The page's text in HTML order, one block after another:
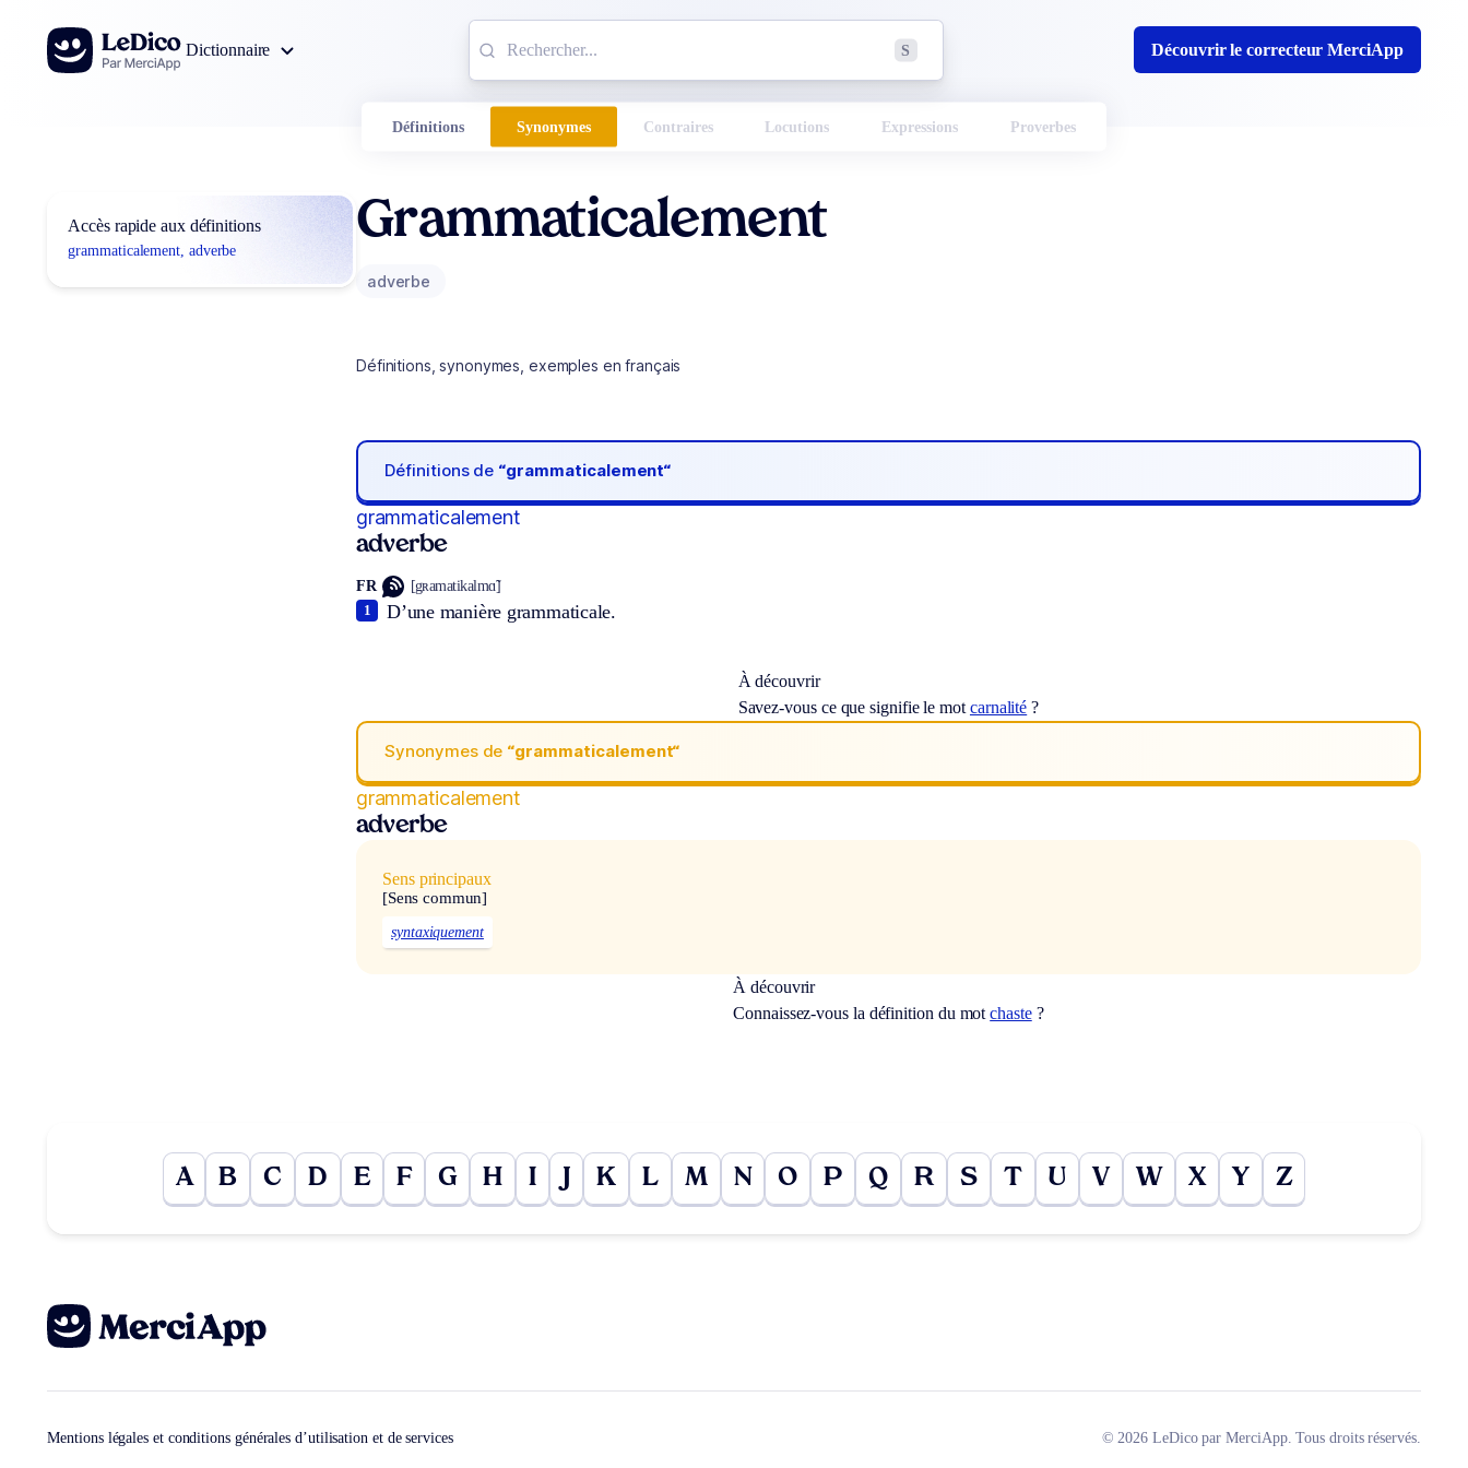
Aller au contenu
Dictionnaire
S Découvrir le correcteur MerciApp
Définitions Synonymes Contraires Locutions Expressions Proverbes
Accès rapide aux définitions
grammaticalement, adverbe
Grammaticalement
adverbe
Définitions, synonymes, exemples en français
Définitions de “grammaticalement“
grammaticalement
adverbe
FR [gʀamatikalmɑ̃]
D’une manière grammaticale.
1
À découvrir
Savez-vous ce que signifie le mot carnalité ?
Synonymes de “grammaticalement“
grammaticalement
adverbe
Sens principaux
[Sens commun]
syntaxiquement
À découvrir
Connaissez-vous la définition du motchaste?
A B C D E F G H I J K L M N O P Q R S T U V W X Y Z
Mentions légales et conditions générales d’utilisation et de services © 2026 LeDico par MerciApp. Tous droits réservés.